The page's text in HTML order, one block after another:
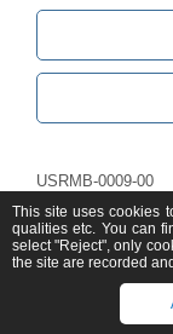
USRMB-0009-00
This site uses cookies
qualities etc. You can
select "Reject", only
the site are recorded